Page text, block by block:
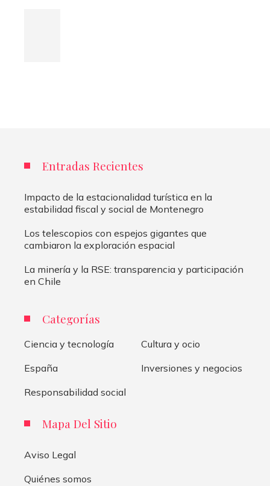
Entradas Recientes
Impacto de la estacionalidad turística en la
estabilidad fiscal y social de Montenegro
Los telescopios con espejos gigantes que
cambiaron la exploración espacial
La minería y la RSE: transparencia y participación
en Chile
Categorías
Ciencia y tecnología
Cultura y ocio
España
Inversiones y negocios
Responsabilidad social
Mapa Del Sitio
Aviso Legal
Quiénes somos